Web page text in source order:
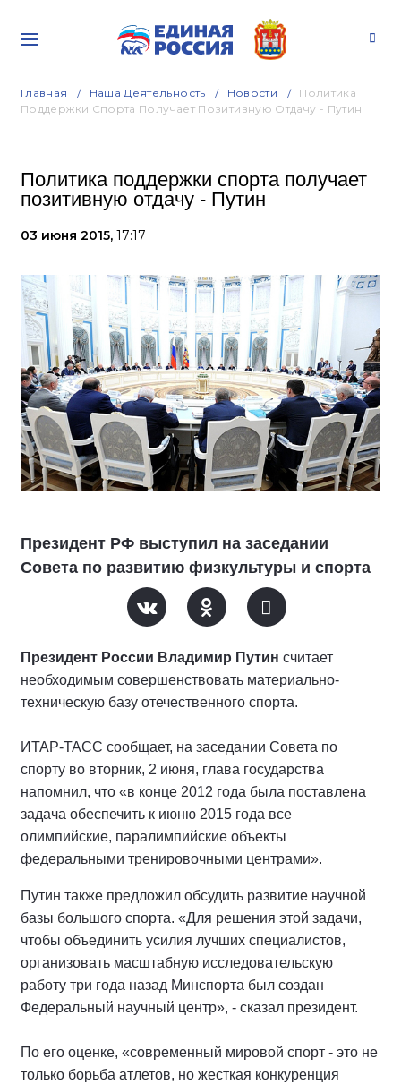
Главная Наша Деятельность Новости
Политика
Поддержки Спорта Получает Позитивную Отдачу - Путин
Политика поддержки спорта получает
позитивную отдачу - Путин
03 июня 2015, 17:17
Президент РФ выступил на заседании
Совета по развитию физкультуры и спорта
Президент России Владимир Путин считает
необходимым совершенствовать материально-
техническую базу отечественного спорта.
ИТАР-ТАСС сообщает, на заседании Совета по
спорту во вторник, 2 июня, глава государства
напомнил, что «в конце 2012 года была поставлена
задача обеспечить к июню 2015 года все
олимпийские, паралимпийские объекты
федеральными тренировочными центрами».
Путин также предложил обсудить развитие научной
базы большого спорта. «Для решения этой задачи,
чтобы объединить усилия лучших специалистов,
организовать масштабную исследовательскую
работу три года назад Минспорта был создан
Федеральный научный центр», - сказал президент.
По его оценке, «современный мировой спорт - это не
только борьба атлетов, но жесткая конкуренция